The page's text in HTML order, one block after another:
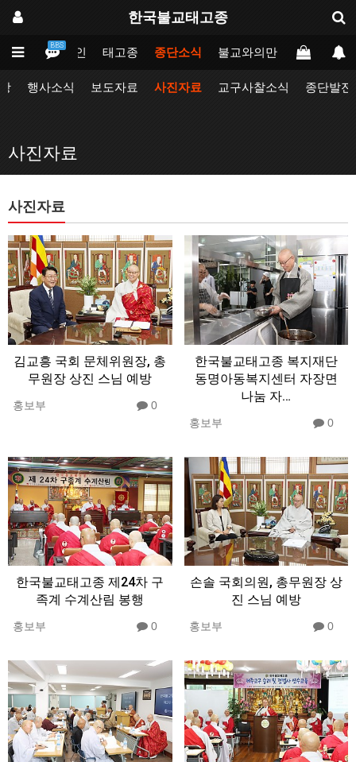
한국불교태고종
BBS
메인 태고종 종단소식 불교와의만남 업무포털
행사소식 보도자료 사진자료 교구사찰소식 종단발전
사진자료
사진자료
김교흥 국회 문체위원장, 총
무원장 상진 스님 예방
홍보부 0
한국불교태고종 복지재단
동명아동복지센터 자장면
나눔 자…
홍보부 0
한국불교태고종 제24차 구
족계 수계산림 봉행
홍보부 0
손솔 국회의원, 총무원장 상
진 스님 예방
홍보부 0